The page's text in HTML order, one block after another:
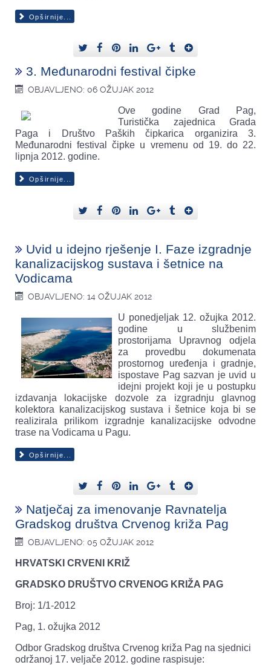
Opširnije...
3. Međunarodni festival čipke
OBJAVLJENO: 06 OŽUJAK 2012
Ove godine Grad Pag,
Turistička zajednica Grada
Paga i Društvo Paških čipkarica organizira 3.
Međunarodni festival čipke u vremenu od 19. do 22.
lipnja 2012. godine.
Opširnije...
Uvid u idejno rješenje I. Faze izgradnje
kanalizacijskog sustava i šetnice na
Vodicama
OBJAVLJENO: 14 OŽUJAK 2012
U ponedjeljak 12. ožujka 2012.
godine u službenim
prostorijama Upravnog odjela
za provedbu dokumenata
prostornog uređenja i gradnje,
ispostave Pag sazvan je uvid u
idejni projekt koji je u postupku
izdavanja lokacijske dozvole za izgradnju glavnog
kolektora kanalizacijskog sustava i šetnice koja bi se
realizirala prilikom izgradnje kanalizacijske odvodne
trase na Vodicama u Pagu.
Opširnije...
Natječaj za imenovanje Ravnatelja
Gradskog društva Crvenog križa Pag
OBJAVLJENO: 05 OŽUJAK 2012
HRVATSKI CRVENI KRIŽ
GRADSKO DRUŠTVO CRVENOG KRIŽA PAG
Broj: 1/1-2012
Pag, 1. ožujka 2012
Odbor Gradskog društva Crvenog križa Pag na sjednici
održanoj 17. veljače 2012. godine raspisuje: